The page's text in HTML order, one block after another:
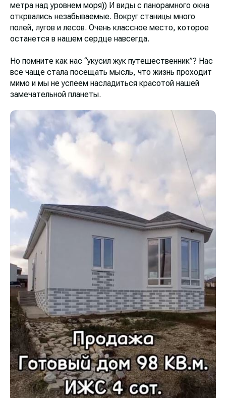
метра над уровнем моря)) И виды с панорамного окна
открвались незабываемые. Вокруг станицы много
полей, лугов и лесов. Очень классное место, которое
останется в нашем сердце навсегда.
Но помните как нас “укусил жук путешественник”? Нас
все чаще стала посещать мысль, что жизнь проходит
мимо и мы не успеем насладиться красотой нашей
замечательной планеты.